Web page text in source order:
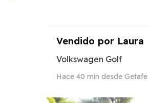
Vendido por Laura
Volkswagen Golf
Hace 40 min desde Getafe